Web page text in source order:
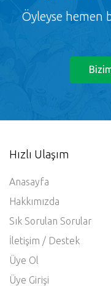
Öyleyse hemen
Hızlı Ulaşım
Anasayfa
Hakkımızda
Sık Sorulan Sorular
İletişim / Destek
Üye Ol
Üye Girişi